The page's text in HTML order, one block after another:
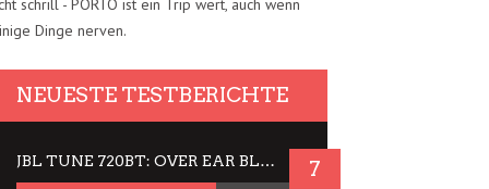
schrill - PORTO ist ein Trip wert, auch wenn
Dinge nerven.
NEUESTE TESTBERICHTE
JBL TUNE 720BT: OVER EAR BLUETOOTH KOPFHÖRER UM DIE 50,-€ IM DAUER-TEST 7